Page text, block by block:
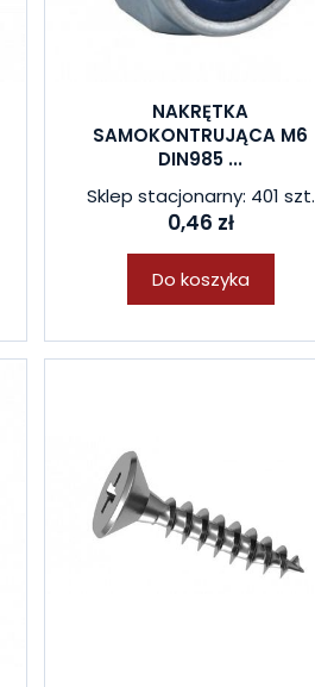
NAKRĘTKA
SAMOKONTRUJĄCA M6
DIN985 ...
Sklep stacjonarny: 401 szt.
0,46 zł
Do koszyka